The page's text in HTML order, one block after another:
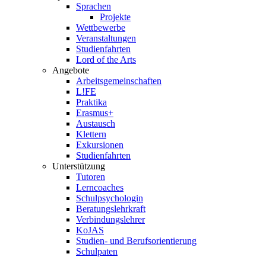
Sprachen
Projekte
Wettbewerbe
Veranstaltungen
Studienfahrten
Lord of the Arts
Angebote
Arbeitsgemeinschaften
L!FE
Praktika
Erasmus+
Austausch
Klettern
Exkursionen
Studienfahrten
Unterstützung
Tutoren
Lerncoaches
Schulpsychologin
Beratungslehrkraft
Verbindungslehrer
KoJAS
Studien- und Berufsorientierung
Schulpaten